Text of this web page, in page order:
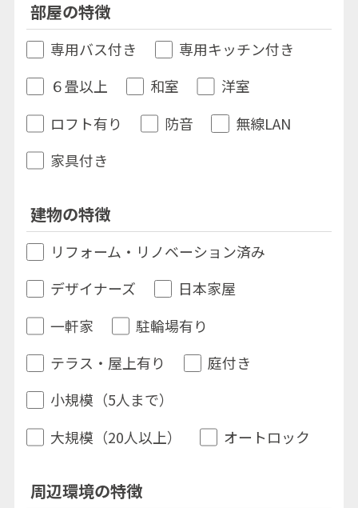
部屋の特徴
専用バス付き
専用キッチン付き
６畳以上
和室
洋室
ロフト有り
防音
無線LAN
家具付き
建物の特徴
リフォーム・リノベーション済み
デザイナーズ
日本家屋
一軒家
駐輪場有り
テラス・屋上有り
庭付き
小規模（5人まで）
大規模（20人以上）
オートロック
周辺環境の特徴